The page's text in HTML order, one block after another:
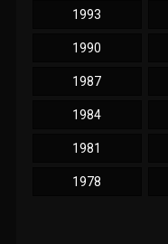
1993
1990
1987
1984
1981
1978